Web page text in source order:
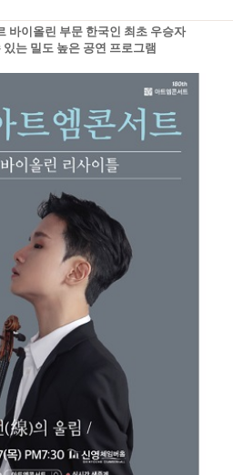
바이올린 부문 한국인 최초 우승자
는 밀도 높은 공연 프로그램